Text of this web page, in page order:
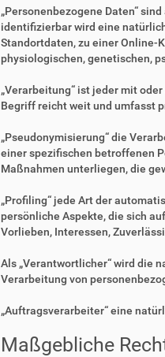
„Personenbezogene Daten“
identifizierbar wird eine
Standortdaten, zu einer Online-
physiologischen, genetischen,
„Verarbeitung“ ist jeder mit
Begriff reicht weit und umfasst
„Pseudonymisierung“ die
einer spezifischen betroffenen
Maßnahmen unterliegen, die
„Profiling“ jede Art der
persönliche Aspekte, die sich
Vorlieben, Interessen,
Als „Verantwortlicher“ wird die
Verarbeitung von
„Auftragsverarbeiter“ eine
Maßgebliche